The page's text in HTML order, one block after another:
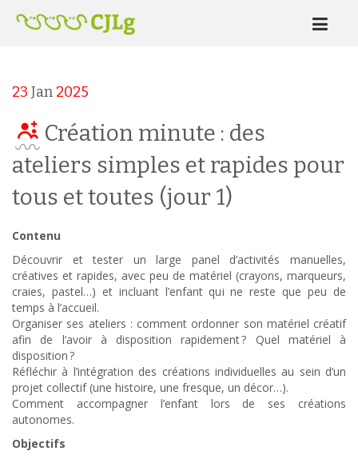
23 Jan 2025
Création minute : des
ateliers simples et rapides pour
tous et toutes (jour 1)
Contenu
Découvrir et tester un large panel d’activités manuelles,
créatives et rapides, avec peu de matériel (crayons, marqueurs,
craies, pastel…) et incluant l’enfant qui ne reste que peu de
temps à l’accueil.
Organiser ses ateliers : comment ordonner son matériel créatif
afin de l’avoir à disposition rapidement ? Quel matériel à
disposition ?
Réfléchir à l’intégration des créations individuelles au sein d’un
projet collectif (une histoire, une fresque, un décor…).
Comment accompagner l’enfant lors de ses créations
autonomes.
Objectifs